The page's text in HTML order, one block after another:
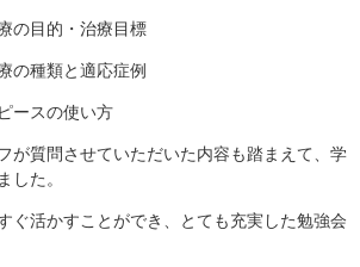
の目的・治療目標
の種類と適応症例
ースの使い方
が質問させていただいた内容も踏まえて、学
した。
ぐ活かすことができ、とても充実した勉強会